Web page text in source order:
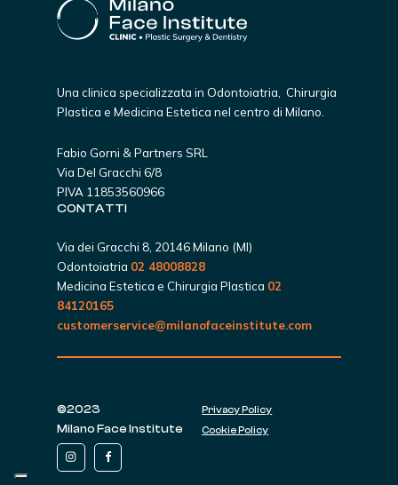
Una clinica specializzata in Odontoiatria, Chirurgia
Plastica e Medicina Estetica nel centro di Milano.
Fabio Gorni & Partners SRL
Via Del Gracchi 6/8
PIVA 11853560966
CONTATTI
Via dei Gracchi 8, 20146 Milano (MI)
Odontoiatria 02 48008828
Medicina Estetica e Chirurgia Plastica 02
84120165
customerservice@milanofaceinstitute.com
©2023
Milano Face Institute
Privacy Policy
Cookie Policy